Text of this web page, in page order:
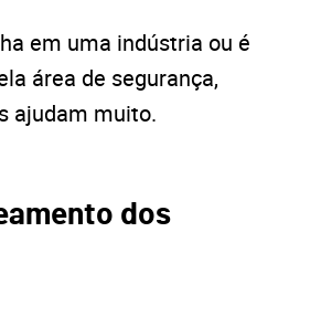
em uma indústria ou é
área de segurança,
ajudam muito.
dos